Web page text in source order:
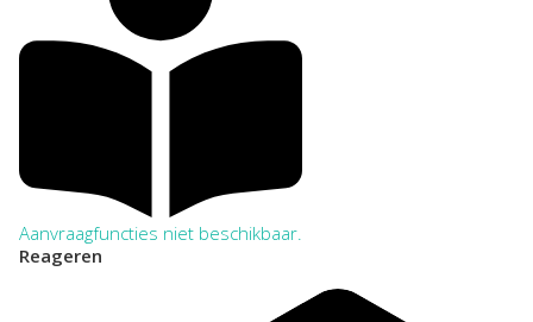
Aanvraagfuncties niet beschikbaar.
Reageren